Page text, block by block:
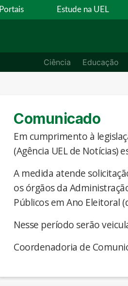
Portais Estude na UEL
Ciência Educação
Comunicado
Em cumprimento à
(Agência UEL de
A medida atende
os órgãos da
Públicos em Ano Eleitoral
Nesse período serão
Coordenadoria de